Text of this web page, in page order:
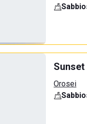
Sunset
Orosei